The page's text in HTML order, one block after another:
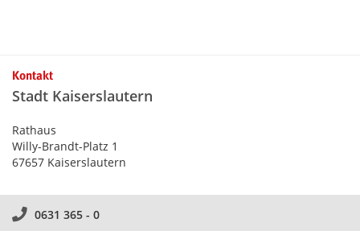
Kontakt
Stadt Kaiserslautern
Rathaus
Willy-Brandt-Platz 1
67657 Kaiserslautern
0631 365 - 0